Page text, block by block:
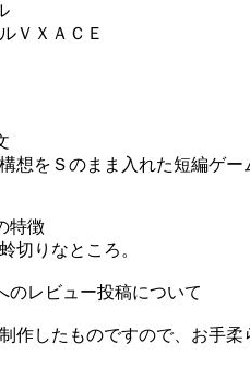
ＶＸＡＣＥ
想をＳのまま入れた短編ゲー
特徴
切りなところ。
のレビュー投稿について
作したものですので、お手柔